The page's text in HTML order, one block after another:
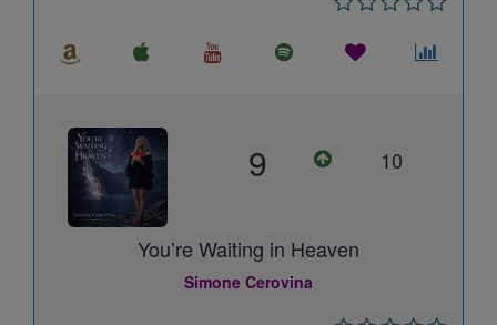
9 10
You’re Waiting in Heaven
Simone Cerovina